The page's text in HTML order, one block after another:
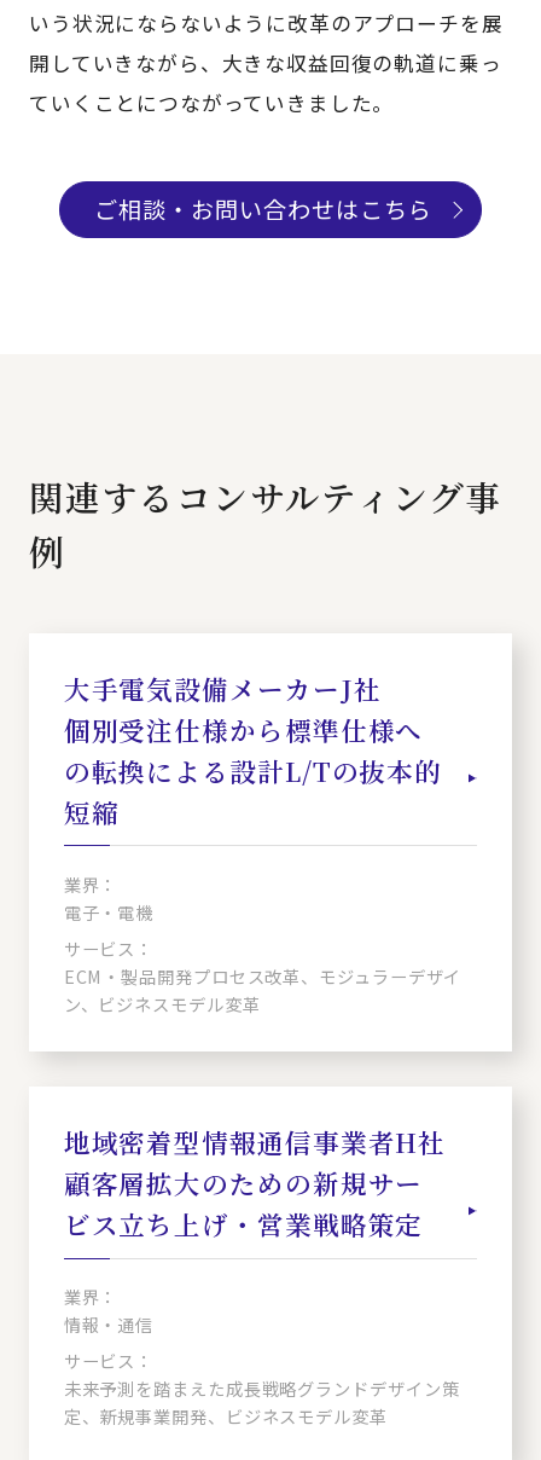
いう状況にならないように改革のアプローチを展
開していきながら、大きな収益回復の軌道に乗っ
ていくことにつながっていきました。
ご相談・お問い合わせはこちら
関連するコンサルティング事
例
大手電気設備メーカーJ社
個別受注仕様から標準仕様へ
の転換による設計L/Tの抜本的
短縮
業界：
電子・電機
サービス：
ECM・製品開発プロセス改革、モジュラーデザイ
ン、ビジネスモデル変革
地域密着型情報通信事業者H社
顧客層拡大のための新規サー
ビス立ち上げ・営業戦略策定
業界：
情報・通信
サービス：
未来予測を踏まえた成長戦略グランドデザイン策
定、新規事業開発、ビジネスモデル変革